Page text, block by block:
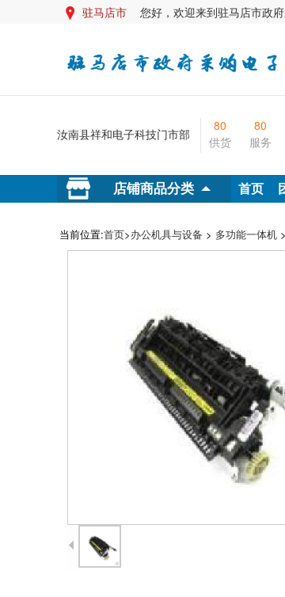
 驻马店市 您好，欢迎来到驻马店市政
汝南县祥和电子科技门市部
80
供货
80
服务
店铺商品分类 首页
当前位置:首页>办公机具与设备 > 多功能一体机>